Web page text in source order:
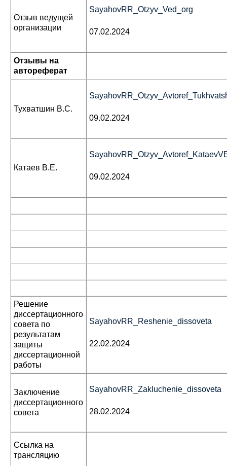
Отзыв ведущей
организации
SayahovRR_Otzyv_Ved_org
07.02.2024
Отзывы на
автореферат
Тухватшин В.С.
09.02.2024
Катаев В.Е.
09.02.2024
Решение
диссертационного
совета по
результатам
защиты
диссертационной
работы
SayahovRR_Reshenie_dissoveta
22.02.2024
Заключение
диссертационного
совета
SayahovRR_Zakluchenie_dissoveta
28.02.2024
Ссылка на
трансляцию